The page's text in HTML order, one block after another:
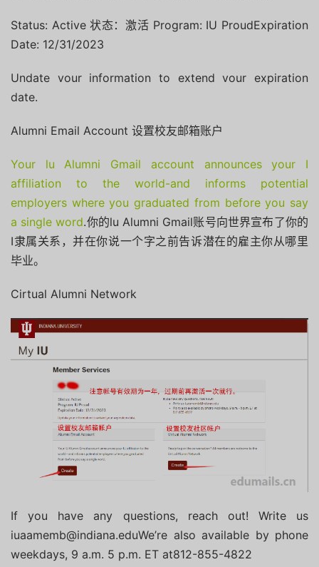
Status: Active 状态：激活 Program: IU ProudExpiration
Date: 12/31/2023
Undate vour information to extend vour expiration
date.
Alumni Email Account 设置校友邮箱账户
Your lu Alumni Gmail account announces your I
affiliation to the world-and informs potential
employers where you graduated from before you say
a single word.你的lu Alumni Gmail账号向世界宣布了你的
I隶属关系，并在你说一个字之前告诉潜在的雇主你从哪里
毕业。
Cirtual Alumni Network
If you have any questions, reach out! Write us
iuaamemb@indiana.eduWe’re also available by phone
weekdays, 9 a.m. 5 p.m. ET at812-855-4822